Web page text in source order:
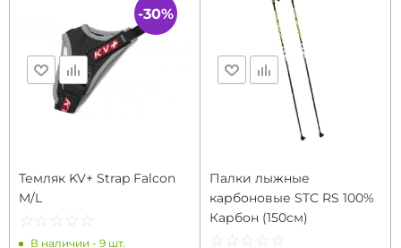
Темляк KV+ Strap Falcon
M/L
☆ ☆ ☆ ☆ ☆
★ ★ ★ ★ ★
В наличии - 9 шт.
-30%
Палки лыжные
карбоновые STC RS 100%
Карбон (150см)
☆ ☆ ☆ ☆ ☆
★ ★ ★ ★ ★